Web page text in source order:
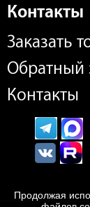
Контакты
Заказать
Обратный
Контакты
Продолжая